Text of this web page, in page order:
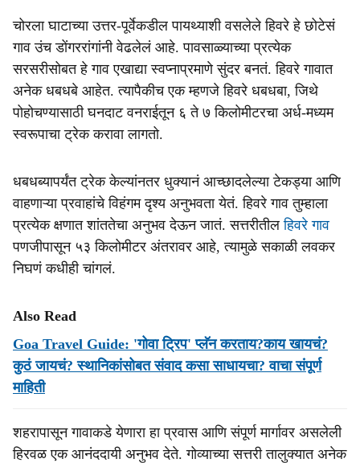
चोरला घाटाच्या उत्तर-पूर्वेकडील पायथ्याशी वसलेले हिवरे हे छोटेसं
गाव उंच डोंगररांगांनी वेढलेलं आहे. पावसाळ्याच्या प्रत्येक
सरसरीसोबत हे गाव एखाद्या स्वप्नाप्रमाणे सुंदर बनतं. हिवरे गावात
अनेक धबधबे आहेत. त्यापैकीच एक म्हणजे हिवरे धबधबा, जिथे
पोहोचण्यासाठी घनदाट वनराईतून ६ ते ७ किलोमीटरचा अर्ध-मध्यम
स्वरूपाचा ट्रेक करावा लागतो.
धबधब्यापर्यंत ट्रेक केल्यांनतर धुक्यानं आच्छादलेल्या टेकड्या आणि
वाहणाऱ्या प्रवाहांचे विहंगम दृश्य अनुभवता येतं. हिवरे गाव तुम्हाला
प्रत्येक क्षणात शांततेचा अनुभव देऊन जातं. सत्तरीतीलहिवरे गाव
पणजीपासून ५३ किलोमीटर अंतरावर आहे, त्यामुळे सकाळी लवकर
निघणं कधीही चांगलं.
Also Read
Goa Travel Guide: 'गोवा ट्रिप' प्लॅन करताय?काय खायचं?
कुठं जायचं? स्थानिकांसोबत संवाद कसा साधायचा? वाचा संपूर्ण
माहिती
शहरापासून गावाकडे येणारा हा प्रवास आणि संपूर्ण मार्गावर असलेली
हिरवळ एक आनंददायी अनुभव देते. गोव्याच्या सत्तरी तालुक्यात अनेक